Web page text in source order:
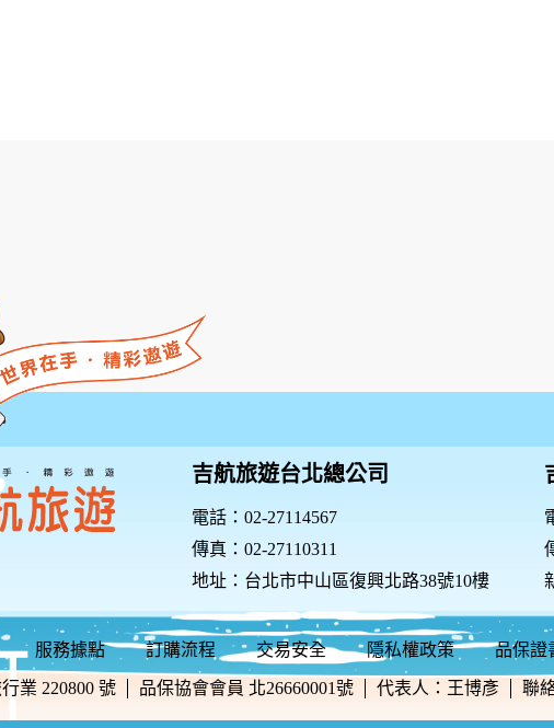
吉航旅遊台北總公司
電話：02-27114567
傳真：02-27110311
地址：台北市中山區復興北路38號10樓
服務據點 訂購流程 交易安全 隱私權政策 品保證
業 220800 號 品保協會會員 北26660001號 代表人：王博彥 聯